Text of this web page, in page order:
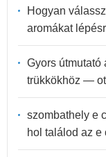
Hogyan
aromákat
Gyors
trükkökhöz —
szombathely e
hol találod az